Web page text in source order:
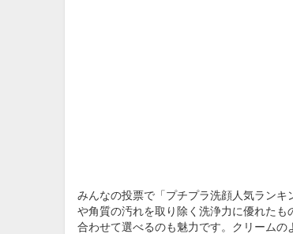
みんなの投票で「プチプラ洗顔人気ラン
や角質の汚れを取り除く洗浄力に優れた
合わせて選べるのも魅力です。クリーム